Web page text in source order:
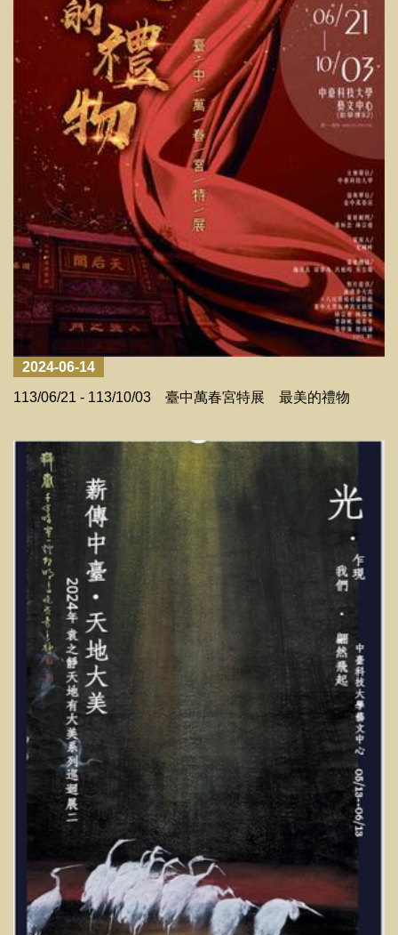
2025-11-12
2025麗澤．挹青藝文研習營II錄取公告
2024-06-14
113/06/21 - 113/10/03 臺中萬春宮特展 最美的禮物